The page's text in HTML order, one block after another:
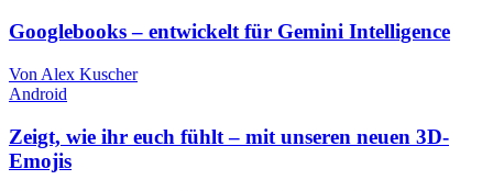
Googlebooks – entwickelt für Gemini Intelligence
Von Alex Kuscher
Android
Zeigt, wie ihr euch fühlt – mit unseren neuen 3D-
Emojis